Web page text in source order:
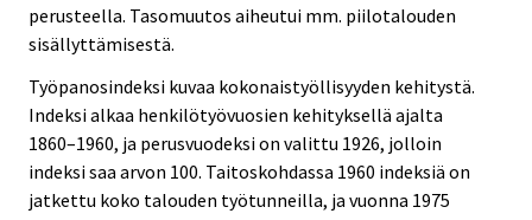
perusteella. Tasomuutos aiheutui mm. piilotalouden
sisällyttämisestä.
Työpanosindeksi kuvaa kokonaistyöllisyyden kehitystä.
Indeksi alkaa henkilötyövuosien kehityksellä ajalta
1860–1960, ja perusvuodeksi on valittu 1926, jolloin
indeksi saa arvon 100. Taitoskohdassa 1960 indeksiä on
jatkettu koko talouden työtunneilla, ja vuonna 1975